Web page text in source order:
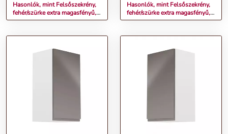
Hasonlók, mint Felsőszekrény,
fehér/szürke extra magasfényű,
jobbos, AURORA G30
Hasonlók, mint Felsőszekrény,
fehér/szürke extra magasfényű,
balos, AURORA G30